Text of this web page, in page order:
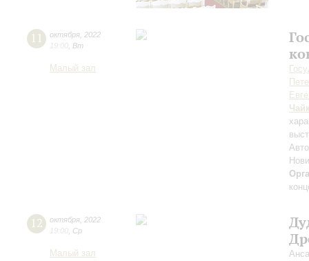
11 октября 2022
19:00 Вт
Малый зал
12 октября 2022
19:00 Ср
Малый зал